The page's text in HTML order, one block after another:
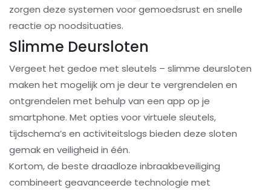
zorgen deze systemen voor gemoedsrust en snelle
reactie op noodsituaties.
Slimme Deursloten
Vergeet het gedoe met sleutels – slimme deursloten
maken het mogelijk om je deur te vergrendelen en
ontgrendelen met behulp van een app op je
smartphone. Met opties voor virtuele sleutels,
tijdschema’s en activiteitslogs bieden deze sloten
gemak en veiligheid in één.
Kortom, de beste draadloze inbraakbeveiliging
combineert geavanceerde technologie met